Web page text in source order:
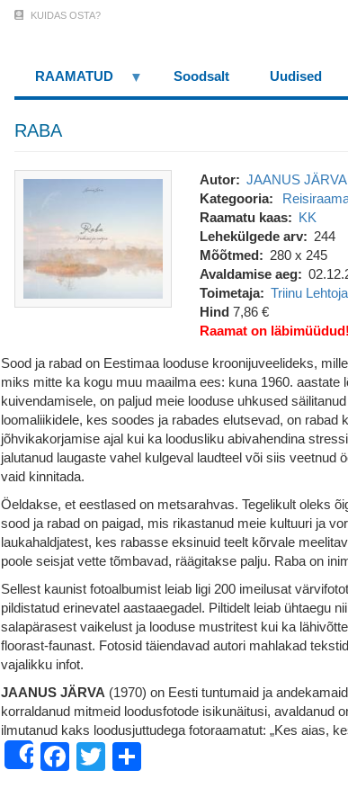
Menu
(logged
KUIDAS OSTA?
RAAMATUD Soodsalt Uudised
RABA
Autor
JAANUS JÄRVA
Kategooria
Raamatu kaas
KK
Lehekülgede arv
244
Mõõtmed
280 x 245
Avaldamise aeg
Toimetaja
Triinu Lehtoja
Hind 7,86 €
Raamat on läbimüüdud!
Sood ja rabad on Eestimaa looduse kroonijuveelideks,
miks mitte ka kogu muu maailma ees: kuna 1960. aastate
kuivendamisele, on paljud meie looduse uhkused
loomaliikidele, kes soodes ja rabades elutsevad, on rabad
jõhvikakorjamise ajal kui ka loodusliku abivahendina
jalutanud laugaste vahel kulgeval laudteel või siis veetnud
vaid kinnitada.
Öeldakse, et eestlased on metsarahvas. Tegelikult oleks
sood ja rabad on paigad, mis rikastanud meie kultuuri ja
laukahaldjatest, kes rabasse eksinuid teelt kõrvale
poole seisjat vette tõmbavad, räägitakse palju. Raba on
Sellest kaunist fotoalbumist leiab ligi 200 imeilusat
pildistatud erinevatel aastaaegadel. Piltidelt leiab ühtaegu
salapärasest vaikelust ja looduse mustritest kui ka
floorast-faunast. Fotosid täiendavad autori mahlakad
vajalikku infot.
JAANUS JÄRVA (1970) on Eesti tuntumaid ja
korraldanud mitmeid loodusfotode isikunäitusi, avaldanud
ilmutanud kaks loodusjuttudega fotoraamatut: „Kes aias,
ShareFacebook
Twitter